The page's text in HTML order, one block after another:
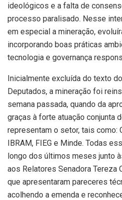
ideológicos e a falta de
processo paralisado. Nesse
em especial a mineração,
incorporando boas práticas
tecnologia e governança
Inicialmente excluída do texto
Deputados, a mineração foi
semana passada, quando da
graças à forte atuação conjunta
representam o setor, tais como:
IBRAM, FIEG e Minde. Todas
longo dos últimos meses junto
aos Relatores Senadora Tereza
que apresentaram pareceres
acolhendo a emenda e